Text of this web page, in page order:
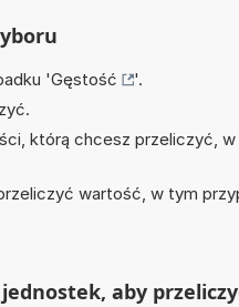
'Gęstość
'.
którą chcesz przeliczyć,
wartość, w tym
aby